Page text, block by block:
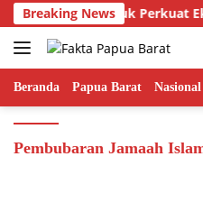
Langsung
ke
konten
Breaking News
Serui untuk Perkuat
Beranda Papua Barat Nasional
Pembubaran Jamaah